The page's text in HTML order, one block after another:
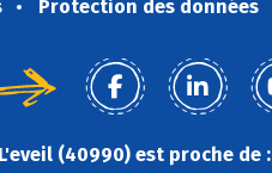
Protection des données
(40990) est proche de :